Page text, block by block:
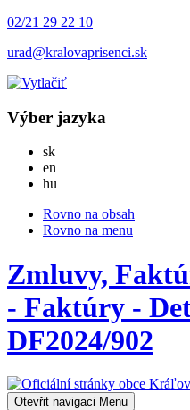
02/21 29 22 10
urad@kralovaprisenci.sk
Výber jazyka
skSlovensky
en
hu
Rovno na obsah
Rovno na menu
Zmluvy,
- Faktúry -
DF2024/902
Otevřit navigaci Menu